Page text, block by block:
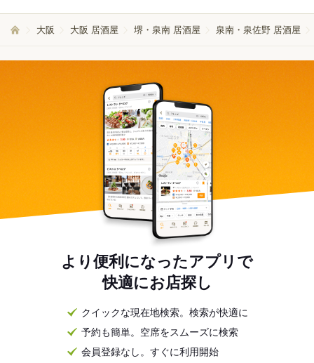
大阪 大阪 居酒屋 堺・泉南 居酒屋 泉南・泉佐野 居酒屋
より便利になったアプリで
快適にお店探し
クイックな現在地検索。検索が快適に
予約も簡単。空席をスムーズに検索
会員登録なし。すぐに利用開始